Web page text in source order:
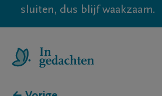
sluiten, dus blijf waakzaam.